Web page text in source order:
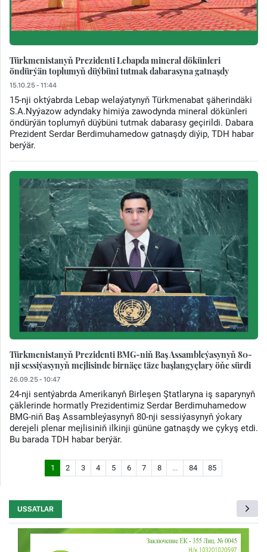
Türkmenistanyň Prezidenti Lebapda mineral dökünleri
öndürýän toplumyň düýbüni tutmak dabarasyna gatnaşdy
15.10.25 - 11:44
15-nji oktýabrda Lebap welaýatynyň Türkmenabat şäherindäki
S.A.Nyýazow adyndaky himiýa zawodynda mineral dökünleri
öndürýän toplumyň düýbüni tutmak dabarasy geçirildi. Dabara
Prezident Serdar Berdimuhamedow gatnaşdy diýip, TDH habar
berýär.
Türkmenistanyň Prezidenti BMG-niň Baş Assambleýasynyň 80-
nji sessiýasynyň mejlisinde birnäçe täze başlangyçlary öňe sürdi
26.09.25 - 10:47
24-nji sentýabrda Amerikanyň Birleşen Ştatlaryna iş saparynyň
çäklerinde hormatly Prezidentimiz Serdar Berdimuhamedow
BMG-niň Baş Assambleýasynyň 80-nji sessiýasynyň ýokary
derejeli plenar mejlisiniň ilkinji gününe gatnaşdy we çykyş etdi.
Bu barada TDH habar berýär.
1 2 3 4 5 6 7 8 ... 84 85
USSATLAR